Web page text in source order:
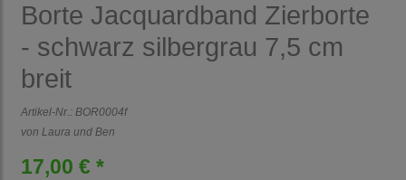
Borte Jacquardband Zierborte
- schwarz silbergrau 7,5 cm
breit
Artikel-Nr.: BOR0004f
von Laura und Ben
17,00 € *